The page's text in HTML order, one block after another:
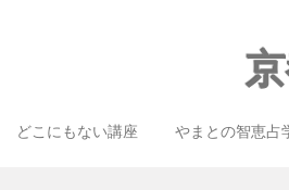
どこにもない講座 やまとの智恵占